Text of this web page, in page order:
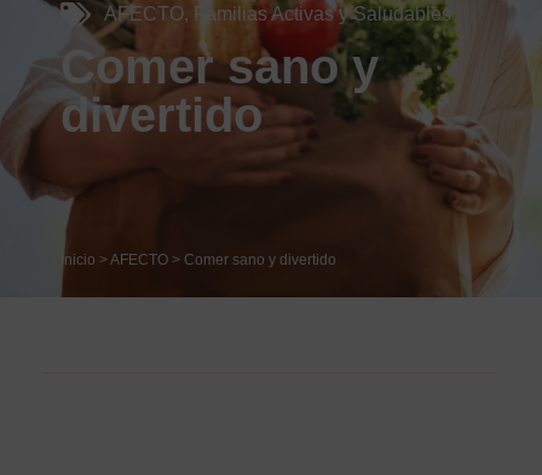
AFECTO, Familias Activas y Saludables
Comer sano y
divertido
Inicio >AFECTO > Comer sano y divertido